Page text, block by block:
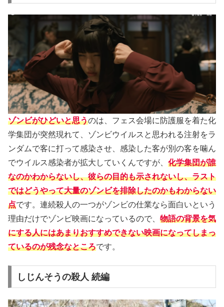
ゾンビがひどいと思うのは、フェス会場に防護服を着た化
学集団が突然現れて、ゾンビウイルスと思われる注射をラ
ンダムで客に打って感染させ、感染した客が別の客を噛ん
でウイルス感染者が拡大していくんですが、 化学集団が誰
なのかわからないし、彼らの目的も示されないし、ラスト
ではどうやって大量のゾンビを排除したのかもわからない
点です。連続殺人の一つがゾンビの仕業なら面白いという
理由だけでゾンビ映画になっているので、 物語の背景を気
にする人にはあまりおすすめできない映画になってしまっ
ているのが残念なところです。
しじんそうの殺人 続編